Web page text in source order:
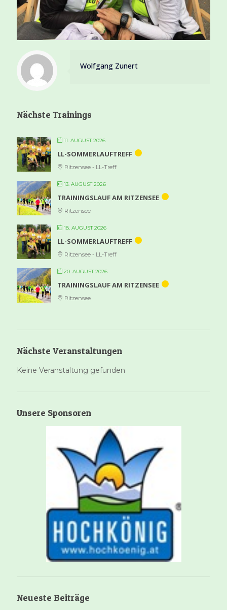
Wolfgang Zunert
Nächste Trainings
11. AUGUST 2026
LL-SOMMERLAUFTREFF
Ritzensee - LL-Treff
13. AUGUST 2026
TRAININGSLAUF AM RITZENSEE
Ritzensee
18. AUGUST 2026
LL-SOMMERLAUFTREFF
Ritzensee - LL-Treff
20. AUGUST 2026
TRAININGSLAUF AM RITZENSEE
Ritzensee
Nächste Veranstaltungen
Keine Veranstaltung gefunden
Unsere Sponsoren
Neueste Beiträge